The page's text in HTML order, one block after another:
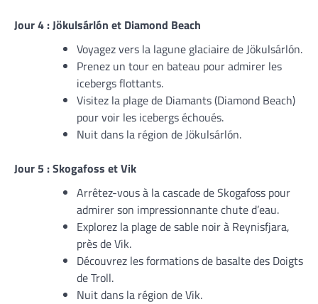
Jour 4 : Jökulsárlón et Diamond Beach
Voyagez vers la lagune glaciaire de Jökulsárlón.
Prenez un tour en bateau pour admirer les
icebergs flottants.
Visitez la plage de Diamants (Diamond Beach)
pour voir les icebergs échoués.
Nuit dans la région de Jökulsárlón.
Jour 5 : Skogafoss et Vik
Arrêtez-vous à la cascade de Skogafoss pour
admirer son impressionnante chute d’eau.
Explorez la plage de sable noir à Reynisfjara,
près de Vik.
Découvrez les formations de basalte des Doigts
de Troll.
Nuit dans la région de Vik.